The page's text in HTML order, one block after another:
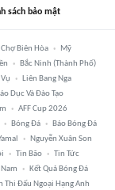
sách bảo mật
Chợ Biên Hòa
Mỹ
Bắc Ninh (thành Phố)
Liên Bang Nga
Dục Và Đào Tạo
AFF Cup 2026
Bóng Đá
Báo Bóng Đá
Nguyễn Xuân Son
Tin Bão
Tin Tức
Kết Quả Bóng Đá
Thi Đấu Ngoại Hạng Anh